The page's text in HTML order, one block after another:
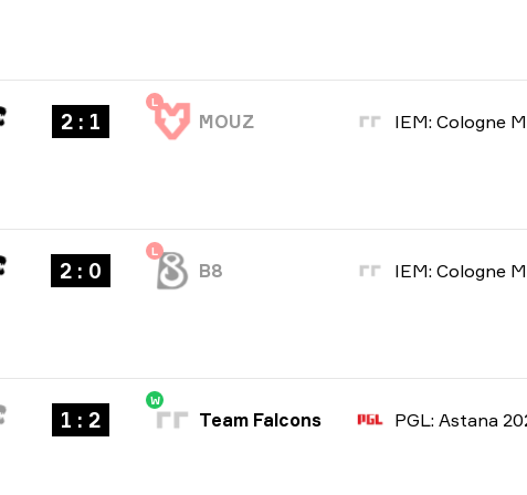
2 : 1
L
MOUZ
2 : 0
L
B8
1 : 2
W
Team Falcons PGL: Astana